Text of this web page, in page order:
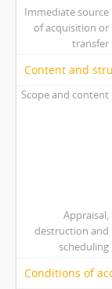
Immediate source
of acquisition or
transfer
Content and
Scope and content
Appraisal,
destruction and
scheduling
Conditions of